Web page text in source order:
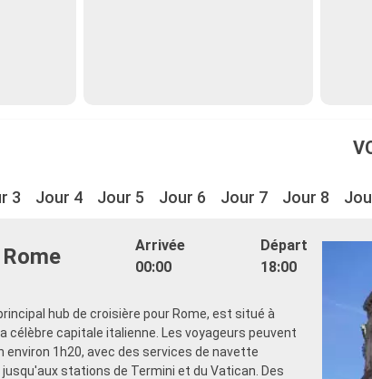
3 Jour 4 Jour 5 Jour 6 Jour 7 Jour 8
Arrivée
00:00
Départ
18:00
hub de croisière pour Rome, est situé à
célèbre capitale italienne. Les voyageurs peuvent
environ 1h20, avec des services de navette
stations de Termini et du Vatican. Des